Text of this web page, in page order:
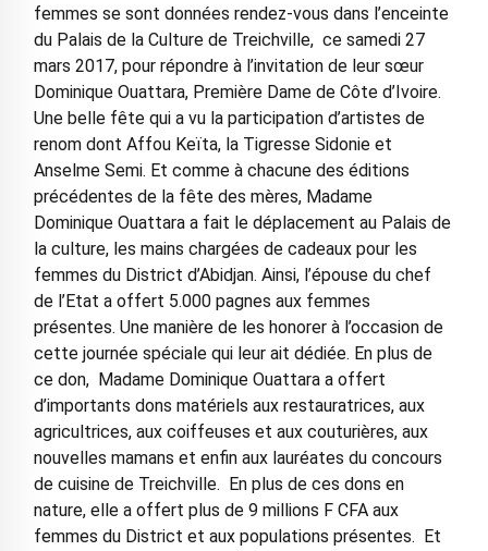
femmes se sont données rendez-vous dans l’enceinte
du Palais de la Culture de Treichville, ce samedi 27
mars 2017, pour répondre à l’invitation de leur sœur
Dominique Ouattara, Première Dame de Côte d’Ivoire.
Une belle fête qui a vu la participation d’artistes de
renom dont Affou Keïta, la Tigresse Sidonie et
Anselme Semi. Et comme à chacune des éditions
précédentes de la fête des mères, Madame
Dominique Ouattara a fait le déplacement au Palais de
la culture, les mains chargées de cadeaux pour les
femmes du District d’Abidjan. Ainsi, l’épouse du chef
de l’Etat a offert 5.000 pagnes aux femmes
présentes. Une manière de les honorer à l’occasion de
cette journée spéciale qui leur ait dédiée. En plus de
ce don, Madame Dominique Ouattara a offert
d’importants dons matériels aux restauratrices, aux
agricultrices, aux coiffeuses et aux couturières, aux
nouvelles mamans et enfin aux lauréates du concours
de cuisine de Treichville. En plus de ces dons en
nature, elle a offert plus de 9 millions F CFA aux
femmes du District et aux populations présentes. Et